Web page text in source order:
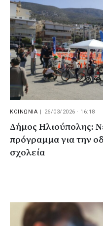
ΚΟΙΝΩΝΙΑ | 26/03/2026 · 16:18
Δήμος Ηλιούπολης:
πρόγραμμα για την
σχολεία